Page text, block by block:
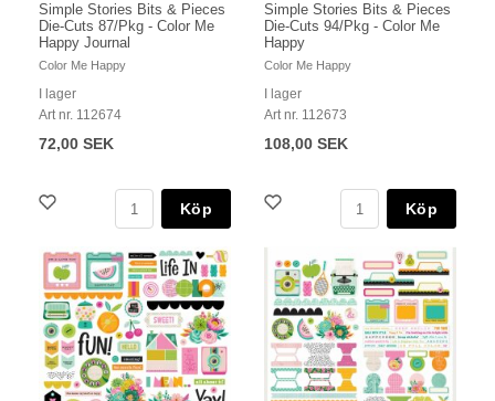
Simple Stories Bits & Pieces
Die-Cuts 87/Pkg - Color Me
Happy Journal
Color Me Happy
I lager
Art nr. 112674
72,00 SEK
Köp
Simple Stories Bits & Pieces
Die-Cuts 94/Pkg - Color Me
Happy
Color Me Happy
I lager
Art nr. 112673
108,00 SEK
Köp